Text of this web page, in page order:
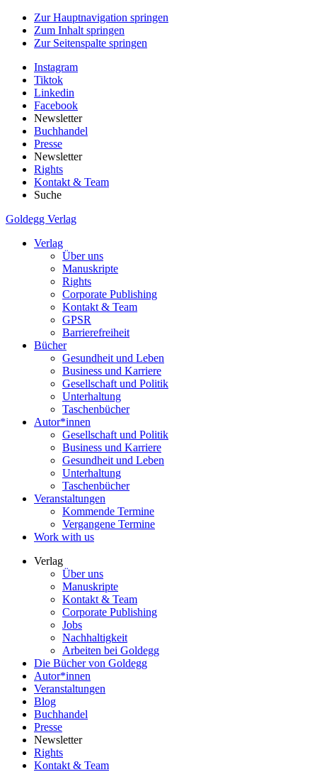
Zur Hauptnavigation springen
Zum Inhalt springen
Zur Seitenspalte springen
Instagram
Tiktok
Linkedin
Facebook
Newsletter
Buchhandel
Presse
Newsletter
Rights
Kontakt & Team
Suche
Goldegg Verlag
Verlag
Über uns
Manuskripte
Rights
Corporate Publishing
Kontakt & Team
GPSR
Barrierefreiheit
Bücher
Gesundheit und Leben
Business und Karriere
Gesellschaft und Politik
Unterhaltung
Taschenbücher
Autor*innen
Gesellschaft und Politik
Business und Karriere
Gesundheit und Leben
Unterhaltung
Taschenbücher
Veranstaltungen
Kommende Termine
Vergangene Termine
Work with us
Verlag
Über uns
Manuskripte
Kontakt & Team
Corporate Publishing
Jobs
Nachhaltigkeit
Arbeiten bei Goldegg
Die Bücher von Goldegg
Autor*innen
Veranstaltungen
Blog
Buchhandel
Presse
Newsletter
Rights
Kontakt & Team